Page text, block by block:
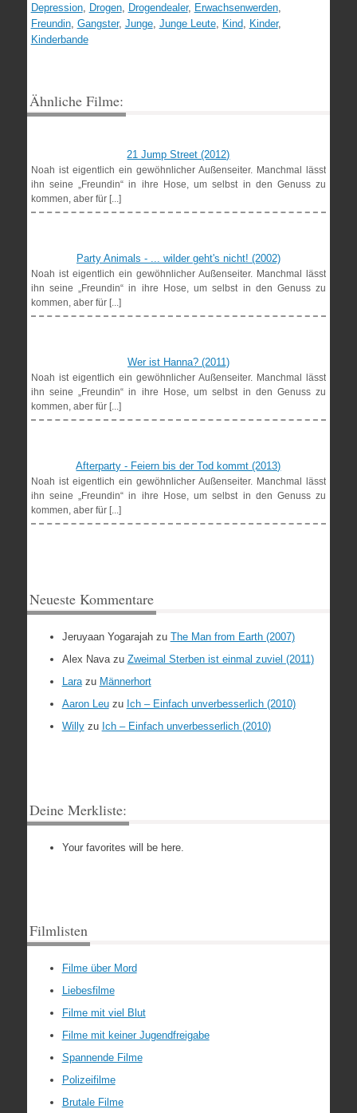
Depression, Drogen, Drogendealer, Erwachsenwerden,
Freundin, Gangster, Junge, Junge Leute, Kind, Kinder,
Kinderbande
Ähnliche Filme:
21 Jump Street (2012)
Noah ist eigentlich ein gewöhnlicher Außenseiter. Manchmal lässt
ihn seine „Freundin“ in ihre Hose, um selbst in den Genuss zu
kommen, aber für [...]
Party Animals - ... wilder geht's nicht! (2002)
Noah ist eigentlich ein gewöhnlicher Außenseiter. Manchmal lässt
ihn seine „Freundin“ in ihre Hose, um selbst in den Genuss zu
kommen, aber für [...]
Wer ist Hanna? (2011)
Noah ist eigentlich ein gewöhnlicher Außenseiter. Manchmal lässt
ihn seine „Freundin“ in ihre Hose, um selbst in den Genuss zu
kommen, aber für [...]
Afterparty - Feiern bis der Tod kommt (2013)
Noah ist eigentlich ein gewöhnlicher Außenseiter. Manchmal lässt
ihn seine „Freundin“ in ihre Hose, um selbst in den Genuss zu
kommen, aber für [...]
Neueste Kommentare
Jeruyaan Yogarajahzu The Man from Earth (2007)
Alex Navazu Zweimal Sterben ist einmal zuviel (2011)
Larazu Männerhort
Aaron Leuzu Ich – Einfach unverbesserlich (2010)
Willyzu Ich – Einfach unverbesserlich (2010)
Deine Merkliste:
Your favorites will be here.
Filmlisten
Filme über Mord
Liebesfilme
Filme mit viel Blut
Filme mit keiner Jugendfreigabe
Spannende Filme
Polizeifilme
Brutale Filme